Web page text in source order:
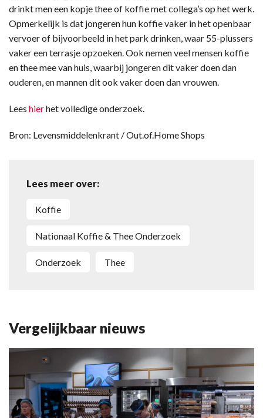
drinkt men een kopje thee of koffie met collega’s op het werk.
Opmerkelijk is dat jongeren hun koffie vaker in het openbaar
vervoer of bijvoorbeeld in het park drinken, waar 55-plussers
vaker een terrasje opzoeken. Ook nemen veel mensen koffie
en thee mee van huis, waarbij jongeren dit vaker doen dan
ouderen, en mannen dit ook vaker doen dan vrouwen.
Lees hierhet volledige onderzoek.
Bron: Levensmiddelenkrant / Out.of.Home Shops
Lees meer over:
koffie
Nationaal Koffie & Thee Onderzoek
onderzoek thee
Vergelijkbaar nieuws